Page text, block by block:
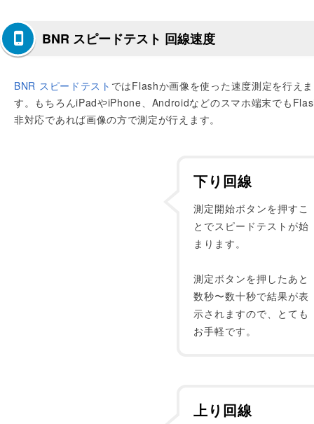
BNR スピードテスト 回線速度
BNR スピードテスト ではFlashか画像を使った速度測定を行えま
す。もちろんiPadやiPhone、Androidなどのスマホ端末でも
非対応であれば画像の方で測定が行えます。
下り回線
測定開始ボタンを押すこ
とでスピードテストが始
まります。
測定ボタンを押したあと
数秒〜数十秒で結果が表
示されますので、とても
お手軽です。
上り回線